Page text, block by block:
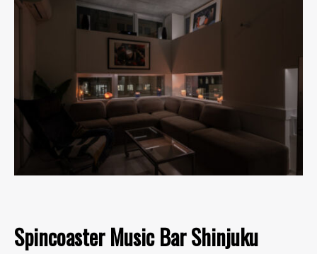
Spincoaster Music Bar Shinjuku